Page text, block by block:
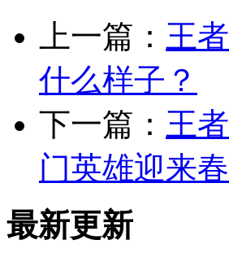
上一篇： 王
什么样子？
下一篇： 王
门英雄迎来
最新更新